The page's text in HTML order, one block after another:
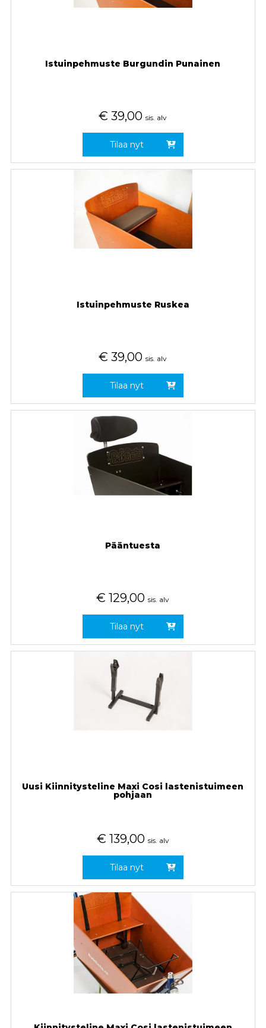
Istuinpehmuste Burgundin Punainen
€ 39,00 sis. alv
Tilaa nyt
Istuinpehmuste Ruskea
€ 39,00 sis. alv
Tilaa nyt
Pääntuesta
€ 129,00 sis. alv
Tilaa nyt
Uusi Kiinnitysteline Maxi Cosi lastenistuimeen
pohjaan
€ 139,00 sis. alv
Tilaa nyt